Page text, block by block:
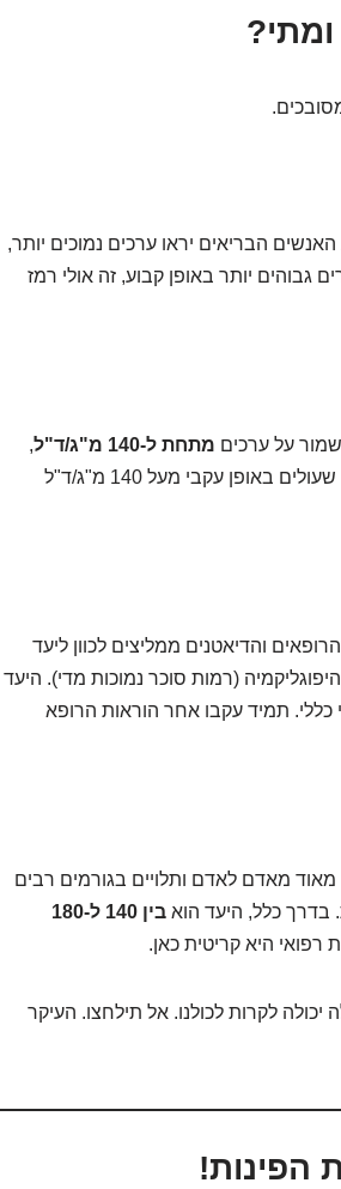
הבריאים יראו ערכים נמוכים יותר,
רואים מספרים גבוהים יותר באופן קבוע, זה אולי רמז
על ערכים מתחת ל-140 מ"ג/ד"ל
,
ולנסות לשאוף לטווחים קרובים יותר לאנשים בריאים. ערכים שעולים באופן עקבי מעל 140 מ"ג/ד"ל
והדיאטנים ממליצים לכוון ליעד
אפשרי ללא היפוגליקמיה (רמות סוכר נמוכות מדי). היעד
כללי. תמיד עקבו אחר הוראות הרופא
מאוד מאדם לאדם ותלויים בגורמים רבים
בדרך כלל, היעד הוא
בין 140 ל-180
רפואי היא קריטית כאן.
לקרות לכולנו. אל תילחצו. העיקר
הפינות!